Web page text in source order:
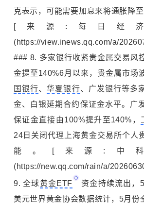
克表示，可能需要加息来将通胀降至
[来源:每日经济
(https://view.inews.qq.com/a/
### 8. 多家银行收紧贵金属交易风
金提至140%6月以来，贵金属市场
国银行、华夏银行、广发银行等多
金、白银延期合约保证金水平。广
保证金直接由100%提升至140%，
24日关闭代理上海黄金交易所个人
能。[来源:中科
(https://new.qq.com/rain/a/
9. 全球黄金ETF
资金持续流出，
美元世界黄金协会数据统计，5月份